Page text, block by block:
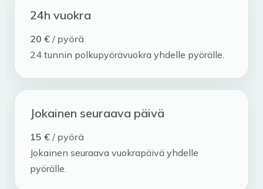
24h vuokra
20 € / pyörä
24 tunnin polkupyörävuokra yhdelle pyörälle.
Jokainen seuraava päivä
15 € / pyörä
Jokainen seuraava vuokrapäivä yhdelle
pyörälle.